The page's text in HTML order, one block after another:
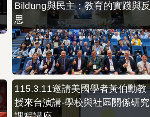
Bildung與民主：教育的實踐與反
思
115.3.11邀請美國學者黃伯勳教
授來台演講-學校與社區關係研究